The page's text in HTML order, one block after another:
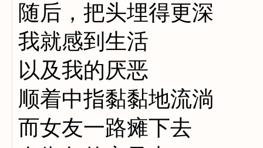
随后，把头埋得更深
我就感到生活
以及我的厌恶
顺着中指黏黏地流淌
而女友一路瘫下去